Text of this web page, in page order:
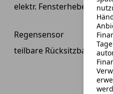
elektr. Fensterheber
Regensensor
teilbare Rücksitzbank